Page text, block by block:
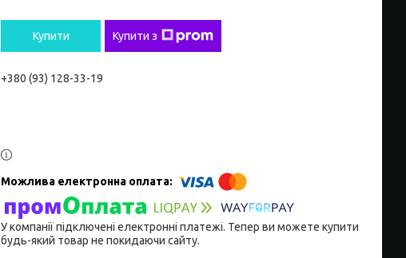
Купити Купити з
+380 (93) 128-33-19
У компанії підключені електронні платежі. Тепер ви можете купити
будь-який товар не покидаючи сайту.